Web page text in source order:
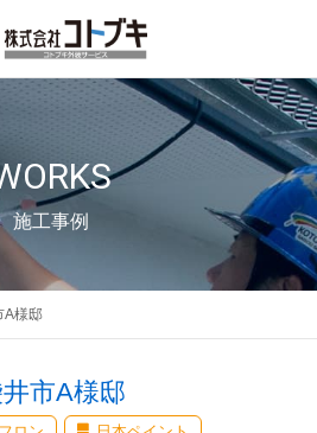
施工事例
A様邸
市A様邸